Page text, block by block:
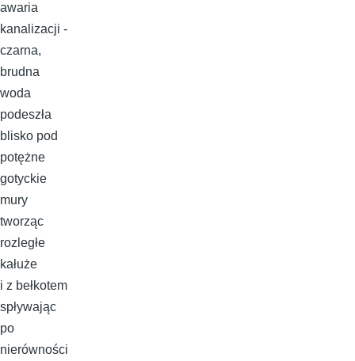
awaria
kanalizacji -
czarna,
brudna
woda
podeszła
blisko pod
potężne
gotyckie
mury
tworząc
rozległe
kałuże
i z bełkotem
spływając
po
nierówności